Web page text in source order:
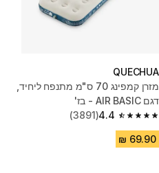
QUECHUA
מזרן קמפינג 70 ס"מ מתנפח ליחיד,
דגם AIR BASIC - בז'
4.4
4.4 out of 5 stars from 3891 reviews
(3891)